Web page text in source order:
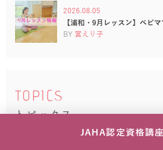
2026.08.05
【浦和・9月レッスン】ベビ
BY 宮えり子
TOPICS
トピックス
2026.05.19
JAHA認定資格講